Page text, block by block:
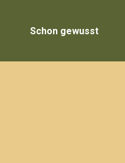
Schon gewusst